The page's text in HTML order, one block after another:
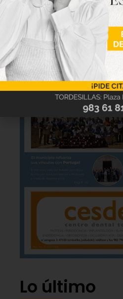
Lo último